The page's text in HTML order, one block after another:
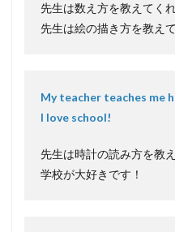
先生は数え方を教えてくれ
先生は絵の描き方を教え
My teacher teaches me
I love school!
先生は時計の読み方を教
学校が大好きです！